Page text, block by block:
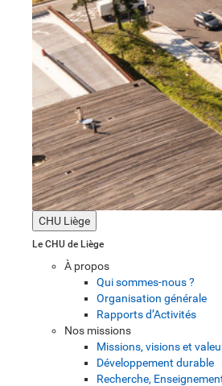
CHU Liège
Le CHU de Liège
À propos
Qui sommes-nous ?
Organisation générale
Rapports d’Activités
Nos missions
Missions, visions et
Développement durable
Recherche,